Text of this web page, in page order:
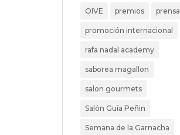
OIVE premios prensa
promoción internacional
rafa nadal academy
saborea magallon
salon gourmets
Salón Guía Peñin
Semana de la Garnacha